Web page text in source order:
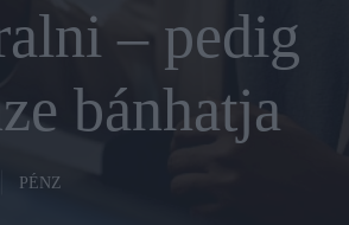
– pedig
bánhatja
PÉNZ